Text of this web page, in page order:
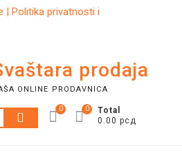
| Politika privatnosti i
prodaja
ONLINE PRODAVNICA
Претрага
за:
0
Total
0.00 рсд
0